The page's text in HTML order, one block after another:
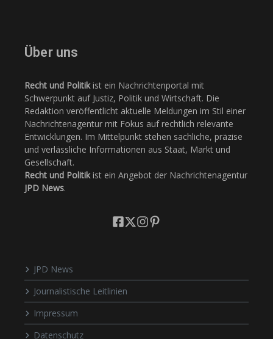
Über uns
Recht und Politikist ein Nachrichtenportal mit
Schwerpunkt auf Justiz, Politik und Wirtschaft. Die
Redaktion veröffentlicht aktuelle Meldungen im Stil einer
Nachrichtenagentur mit Fokus auf rechtlich relevante
Entwicklungen. Im Mittelpunkt stehen sachliche, präzise
und verlässliche Informationen aus Staat, Markt und
Gesellschaft.
Recht und Politikist ein Angebot der Nachrichtenagentur
JPD News.
JPD News
Journalistische Leitlinien
Impressum
Datenschutz